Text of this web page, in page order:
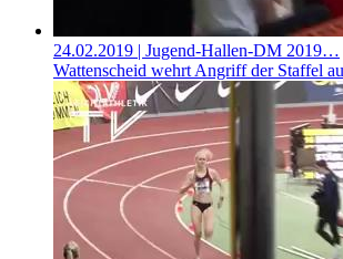
24.02.2019 | Jugend-Hallen-DM 2019…
Wattenscheid wehrt Angriff der Staffel